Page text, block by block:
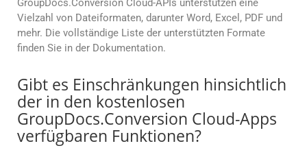
GroupDocs.Conversion Cloud-APIs unterstützen eine
Vielzahl von Dateiformaten, darunter Word, Excel, PDF und
mehr. Die vollständige Liste der unterstützten Formate
finden Sie in der Dokumentation.
Gibt es Einschränkungen hinsichtlich
der in den kostenlosen
GroupDocs.Conversion Cloud-Apps
verfügbaren Funktionen?